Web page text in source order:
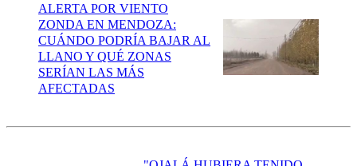
ALERTA POR VIENTO
ZONDA EN MENDOZA:
CUÁNDO PODRÍA BAJAR AL
LLANO Y QUÉ ZONAS
SERÍAN LAS MÁS
AFECTADAS